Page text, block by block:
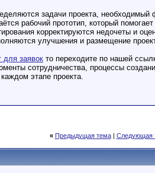
задачи проекта, необходимый
рабочий прототип, который
корректируются недочеты и
улучшения и размещение
для заявок то переходите по нашей
сотрудничества, процессы
этапе проекта.
« Предыдущая тема| Следующая